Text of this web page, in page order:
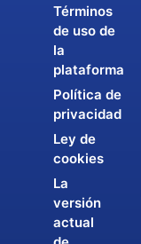
Términos
de uso de
la
plataforma
Política de
privacidad
Ley de
cookies
La
versión
actual